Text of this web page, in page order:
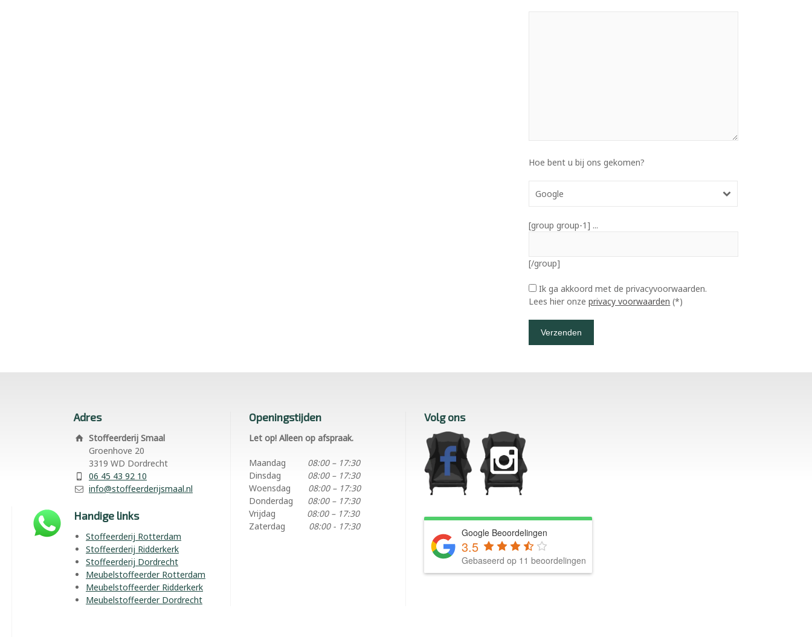
Hoe bent u bij ons gekomen?
Google
[group group-1] ...
[/group]
Ik ga akkoord met de privacyvoorwaarden.
Lees hier onzeprivacy voorwaarden (*)
Adres
Stoffeerderij Smaal
Groenhove 20
3319 WD Dordrecht
06 45 43 92 10
info@stoffeerderijsmaal.nl
Handige links
Stoffeerderij Rotterdam
Stoffeerderij Ridderkerk
Stoffeerderij Dordrecht
Meubelstoffeerder Rotterdam
Meubelstoffeerder Ridderkerk
Meubelstoffeerder Dordrecht
Openingstijden
Let op! Alleen op afspraak.
Maandag
08:00 – 17:30
Dinsdag
08:00 – 17:30
Woensdag
08:00 – 17:30
Donderdag
08:00 – 17:30
Vrijdag
08:00 – 17:30
Zaterdag
08:00 - 17:30
Volg ons
Google Beoordelingen
3.5
Gebaseerd op 11 beoordelingen